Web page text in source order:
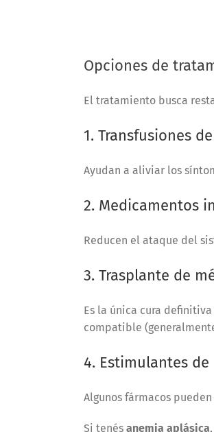
Opciones de
El tratamiento busca
1. Transfusiones
Ayudan a aliviar los
2. Medicamentos
Reducen el ataque del
3. Trasplante de
Es la única cura
compatible
4. Estimulantes
Algunos fármacos
Si tenés anemia aplásica